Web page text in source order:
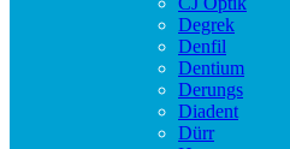
Degrek
Denfil
Dentium
Derungs
Diadent
Dürr